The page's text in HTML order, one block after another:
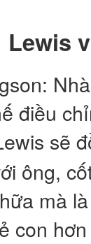
điều
sẽ
ông,
mà
con